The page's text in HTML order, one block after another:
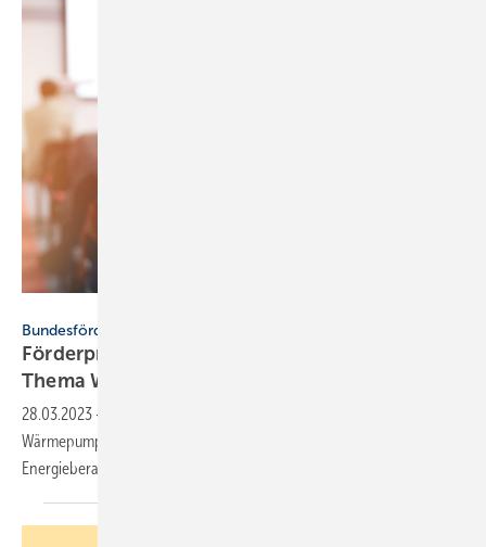
Bundesförderung Aufbauprogramm Wärmepumpe
Förderprogramm zur Quali­fi­zie­rung zum
ThemaWärmepumpe
28.03.2023 -
Wärmepumpe (BAW) sollen Handwerker, TGA-Planer und
Energieberatende zum Thema Wärmepumpe qualifiziert